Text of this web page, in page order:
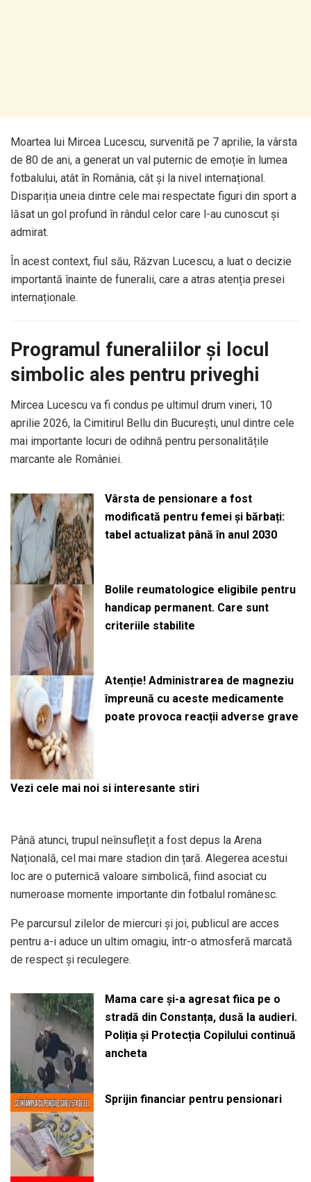
Moartea lui Mircea Lucescu, survenită pe 7 aprilie, la vârsta
de 80 de ani, a generat un val puternic de emoție în lumea
fotbalului, atât în România, cât și la nivel internațional.
Dispariția uneia dintre cele mai respectate figuri din sport a
lăsat un gol profund în rândul celor care l-au cunoscut și
admirat.
În acest context, fiul său, Răzvan Lucescu, a luat o decizie
importantă înainte de funeralii, care a atras atenția presei
internaționale.
Programul funeraliilor și locul
simbolic ales pentru priveghi
Mircea Lucescu va fi condus pe ultimul drum vineri, 10
aprilie 2026, la Cimitirul Bellu din București, unul dintre cele
mai importante locuri de odihnă pentru personalitățile
marcante ale României.
Vârsta de pensionare a fost
modificată pentru femei și bărbați:
tabel actualizat până în anul 2030
Bolile reumatologice eligibile pentru
handicap permanent. Care sunt
criteriile stabilite
Atenție! Administrarea de magneziu
împreună cu aceste medicamente
poate provoca reacții adverse grave
Vezi cele mai noi si interesante stiri
Până atunci, trupul neînsuflețit a fost depus la Arena
Națională, cel mai mare stadion din țară. Alegerea acestui
loc are o puternică valoare simbolică, fiind asociat cu
numeroase momente importante din fotbalul românesc.
Pe parcursul zilelor de miercuri și joi, publicul are acces
pentru a-i aduce un ultim omagiu, într-o atmosferă marcată
de respect și reculegere.
Mama care și-a agresat fiica pe o
stradă din Constanța, dusă la audieri.
Poliția și Protecția Copilului continuă
ancheta
Sprijin financiar pentru pensionari